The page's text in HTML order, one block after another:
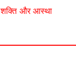
और आस्था